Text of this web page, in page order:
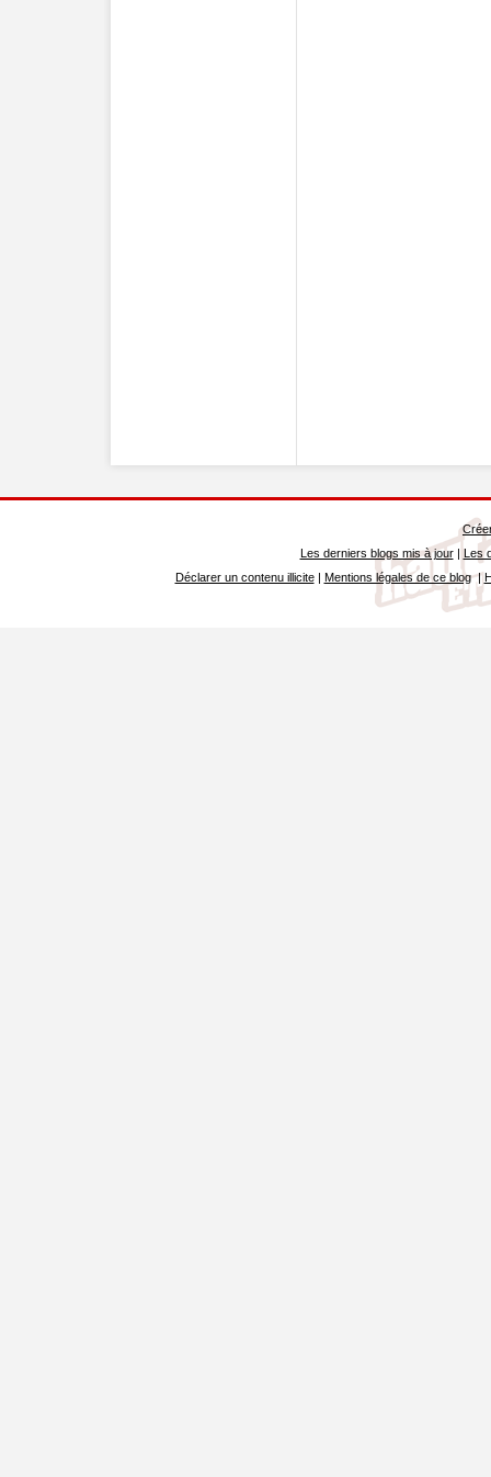
Les derniers blogs mis à jour| Les
Déclarer un contenu illicite| Mentions légales de ce blog|